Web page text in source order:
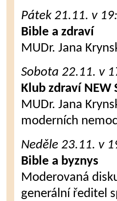
Pátek 21.11. v
Bible a zdraví
MUDr. Jana
Sobota 22.11. v
Klub zdraví NEW
MUDr. Jana
moderních
Neděle 23.11. v
Bible a byznys
Moderovaná
generální ředitel